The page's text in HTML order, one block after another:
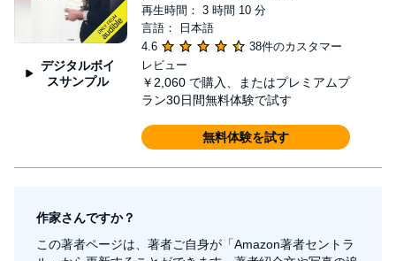
デジタルボイ
スサンプル
再生時間： 3 時間 10 分
言語： 日本語
4.6
38件のカスタマー
レビュー
￥2,060 で購入、またはプレミアムプ
ラン30日間無料体験で試す
無料体験を試す
作家さんですか？
この著者ページは、著者ご自身が「Amazon著者セントラ